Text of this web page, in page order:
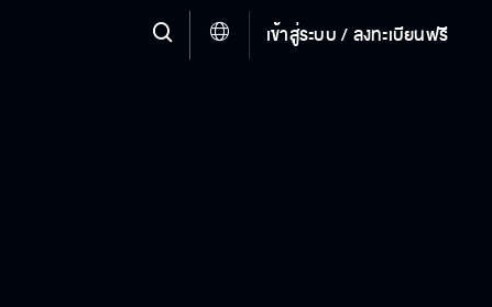
เข้าสู่ระบบ / ลงทะเบียนฟรี